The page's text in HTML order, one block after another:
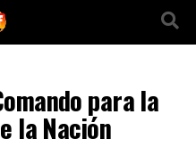
para la
la Nación